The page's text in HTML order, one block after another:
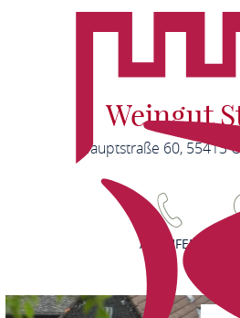
Weingut
Hauptstraße 60, 55413
ANRUFEN